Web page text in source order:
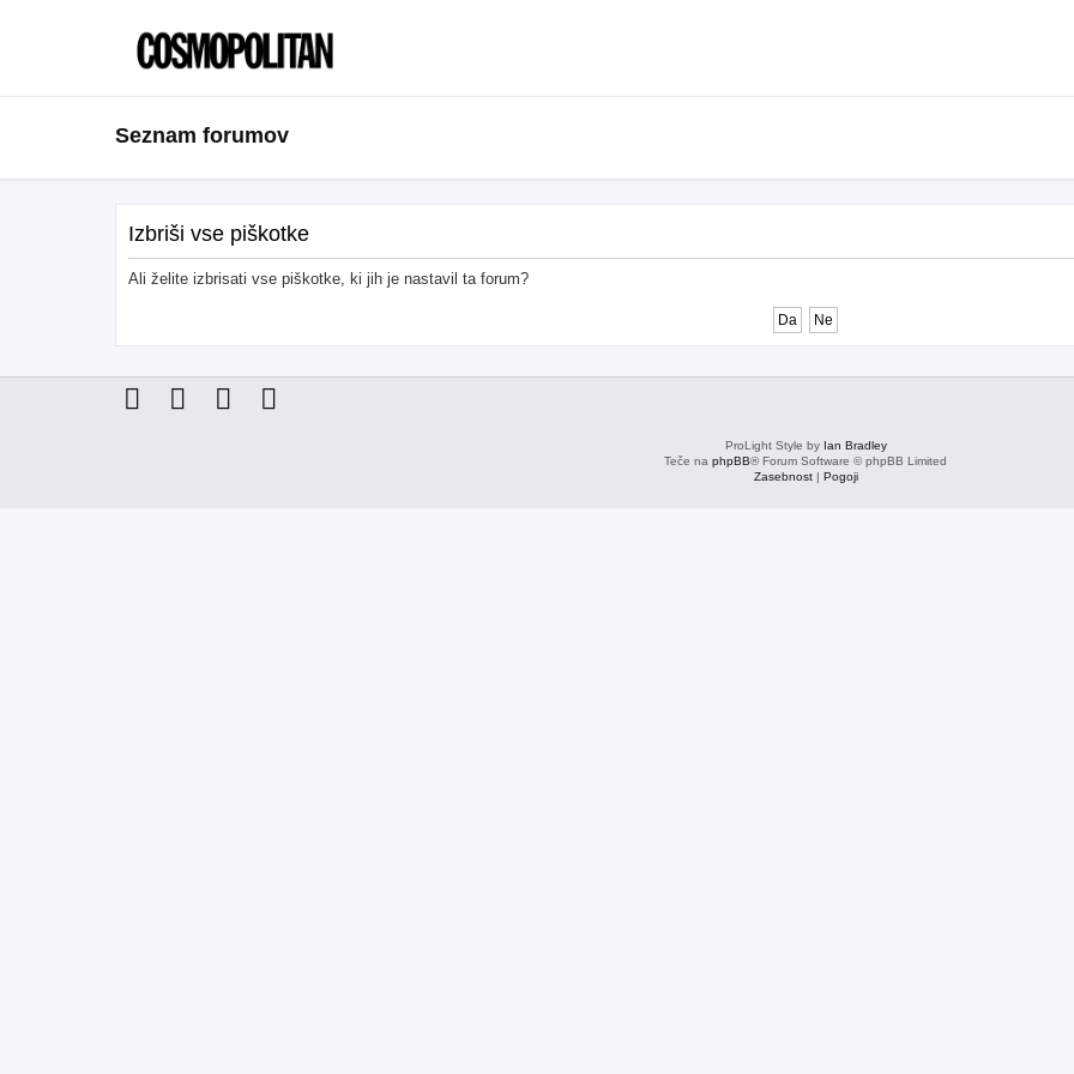
Seznam forumov
Izbriši vse piškotke
Ali želite izbrisati vse piškotke, ki jih je nastavil ta forum?
ProLight Style by Ian Bradley
Teče na phpBB® Forum Software © phpBB Limited
Zasebnost| Pogoji